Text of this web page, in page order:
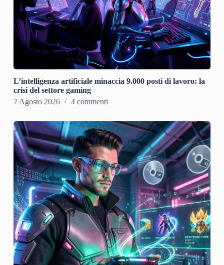
L’intelligenza artificiale minaccia 9.000 posti di lavoro: la
crisi del settore gaming
7 Agosto 2026
4 commenti